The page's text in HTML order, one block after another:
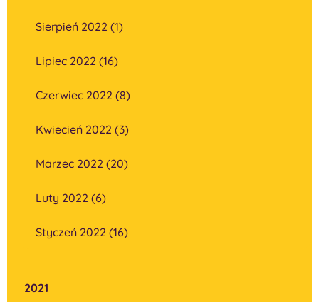
Sierpień 2022 (1)
Lipiec 2022 (16)
Czerwiec 2022 (8)
Kwiecień 2022 (3)
Marzec 2022 (20)
Luty 2022 (6)
Styczeń 2022 (16)
2021